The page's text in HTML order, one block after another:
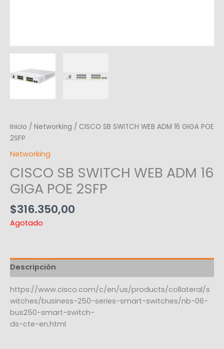
Inicio / Networking / CISCO SB SWITCH WEB ADM 16 GIGA POE
2SFP
Networking
CISCO SB SWITCH WEB ADM 16
GIGA POE 2SFP
$316.350,00
Agotado
Descripción
https://www.cisco.com/c/en/us/products/collateral/s
witches/business-250-series-smart-switches/nb-06-
bus250-smart-switch-
ds-cte-en.html